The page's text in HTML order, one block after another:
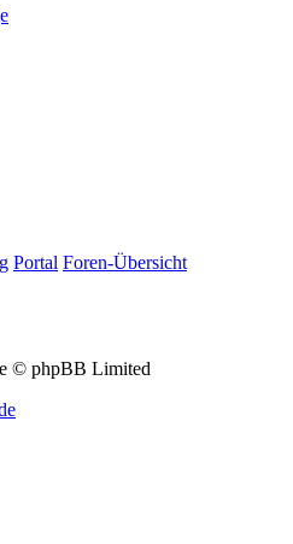
Portal Foren-Übersicht
© phpBB Limited